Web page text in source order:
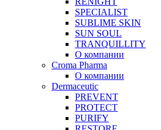
SPECIALIST
SUBLIME SKIN
SUN SOUL
TRANQUILLITY
О компании
Croma Pharma
О компании
Dermaceutic
PREVENT
PROTECT
PURIFY